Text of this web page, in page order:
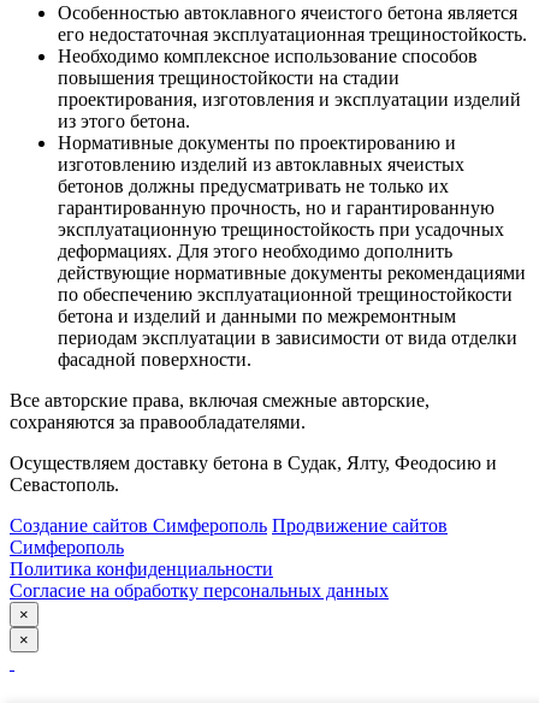
Особенностью автоклавного ячеистого бетона является
его недостаточная эксплуатационная трещиностойкость.
Необходимо комплексное использование способов
повышения трещиностойкости на стадии
проектирования, изготовления и эксплуатации изделий
из этого бетона.
Нормативные документы по проектированию и
изготовлению изделий из автоклавных ячеистых
бетонов должны предусматривать не только их
гарантированную прочность, но и гарантированную
эксплуатационную трещиностойкость при усадочных
деформациях. Для этого необходимо дополнить
действующие нормативные документы рекомендациями
по обеспечению эксплуатационной трещиностойкости
бетона и изделий и данными по межремонтным
периодам эксплуатации в зависимости от вида отделки
фасадной поверхности.
Все авторские права, включая смежные авторские,
сохраняются за правообладателями.
Осуществляем доставку бетона в Судак, Ялту, Феодосию и
Севастополь.
Создание сайтов Симферополь Продвижение сайтов
Симферополь
Политика конфиденциальности
Согласие на обработку персональных данных
×
×